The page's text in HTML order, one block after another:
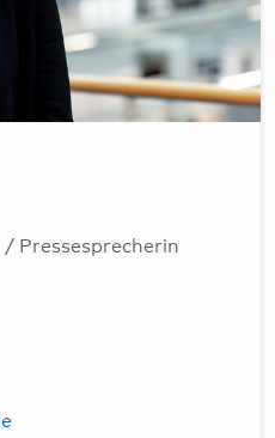
Pressesprecherin